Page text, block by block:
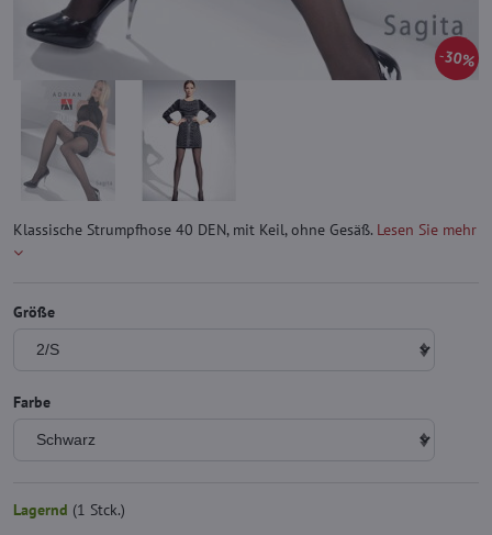
30%
Klassische Strumpfhose 40 DEN, mit Keil, ohne Gesäß. Lesen Sie mehr
Größe
Farbe
Lagernd (1 Stck.)